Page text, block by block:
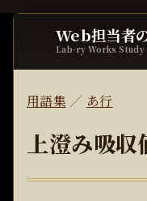
Web担当者
Lab-ry Works Study
用語集／ あ行
上澄み吸